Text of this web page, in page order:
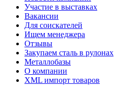
Участие в выставках
Вакансии
Для соискателей
Ищем менеджера
Отзывы
Закупаем сталь в рулонах
Металлобазы
О компании
XML импорт товаров